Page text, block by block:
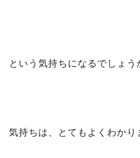
という気持ちになるでしょう
気持ちは、とてもよくわかり